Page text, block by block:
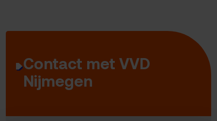
Contact met VVD
Nijmegen